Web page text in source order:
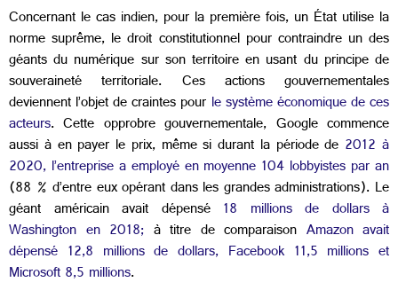
Concernant le cas indien, pour la première fois, un État utilise la
norme suprême, le droit constitutionnel pour contraindre un des
géants du numérique sur son territoire en usant du principe de
souveraineté territoriale. Ces actions gouvernementales
deviennent l’objet de craintes pour le système économique de ces
acteurs. Cette opprobre gouvernementale, Google commence
aussi à en payer le prix, même si durant la période de 2012 à
2020, l’entreprise a employé en moyenne 104 lobbyistes par an
(88 % d’entre eux opérant dans les grandes administrations). Le
géant américain avait dépensé 18 millions de dollars à
Washington en 2018; à titre de comparaison Amazon avait
dépensé 12,8 millions de dollars, Facebook 11,5 millions et
Microsoft 8,5 millions.